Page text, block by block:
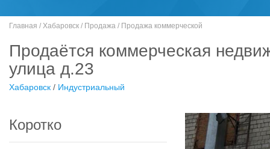
Главная / Хабаровск / Продажа / Продажа коммерческой
Продаётся коммерческая
улица д.23
Хабаровск / Индустриальный
Коротко